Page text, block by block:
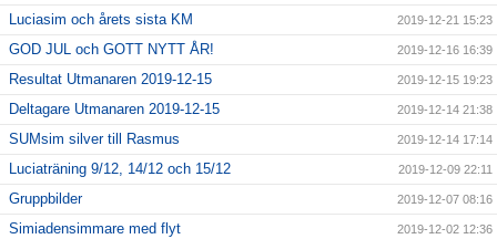
Luciasim och årets sista KM 2019-12-21 15:23
GOD JUL och GOTT NYTT ÅR! 2019-12-16 16:39
Resultat Utmanaren 2019-12-15 2019-12-15 19:23
Deltagare Utmanaren 2019-12-15 2019-12-14 21:38
SUMsim silver till Rasmus 2019-12-14 17:14
Luciaträning 9/12, 14/12 och 15/12 2019-12-09 22:11
Gruppbilder 2019-12-07 08:16
Simiadensimmare med flyt 2019-12-02 12:36